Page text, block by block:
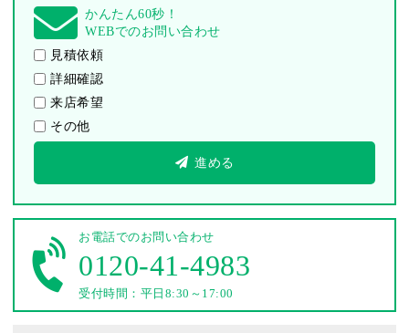
かんたん60秒！
WEBでのお問い合わせ
見積依頼
詳細確認
来店希望
その他
進める
お電話でのお問い合わせ
0120-41-4983
受付時間：平日8:30～17:00